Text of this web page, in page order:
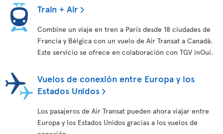
Train + Air
Combine un viaje en tren a París desde 18 ciudades de
Francia y Bélgica con un vuelo de Air Transat a Canadá.
Este servicio se ofrece en colaboración con TGV inOui.
Vuelos de conexión entre Europa y los
Estados Unidos
Los pasajeros de Air Transat pueden ahora viajar entre
Europa y los Estados Unidos gracias a los vuelos de